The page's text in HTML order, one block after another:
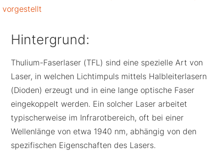
vorgestellt
Hintergrund:
Thulium-Faserlaser (TFL) sind eine spezielle Art von
Laser, in welchen Lichtimpuls mittels Halbleiterlasern
(Dioden) erzeugt und in eine lange optische Faser
eingekoppelt werden. Ein solcher Laser arbeitet
typischerweise im Infrarotbereich, oft bei einer
Wellenlänge von etwa 1940 nm, abhängig von den
spezifischen Eigenschaften des Lasers.